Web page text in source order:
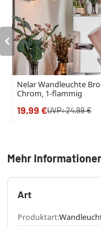
Nelar Wandleuchte
Chrom, 1-flammig
19,99 €UVP:24,99 €
Mehr
Art
Produktart: